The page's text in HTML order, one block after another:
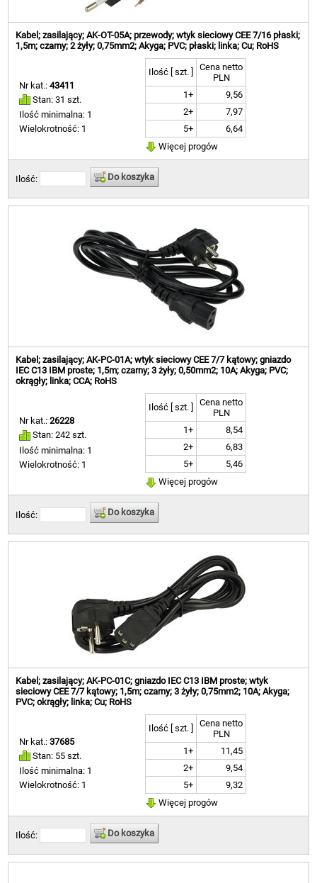
Kabel; zasilający; AK-OT-05A; przewody; wtyk sieciowy CEE 7/16 płaski;
1,5m; czarny; 2 żyły; 0,75mm2; Akyga; PVC; płaski; linka; Cu; RoHS
Nr kat.:43411
Stan: 31 szt.
Ilość minimalna: 1
Wielokrotność: 1
Ilość [ szt. ]
Cena netto
PLN
1+
9,56
2+
7,97
5+
6,64
Więcej progów
Ilość: Do koszyka
Kabel; zasilający; AK-PC-01A; wtyk sieciowy CEE 7/7 kątowy; gniazdo
IEC C13 IBM proste; 1,5m; czarny; 3 żyły; 0,50mm2; 10A; Akyga; PVC;
okrągły; linka; CCA; RoHS
Nr kat.:26228
Stan: 242 szt.
Ilość minimalna: 1
Wielokrotność: 1
Ilość [ szt. ]
Cena netto
PLN
1+
8,54
2+
6,83
5+
5,46
Więcej progów
Ilość: Do koszyka
Kabel; zasilający; AK-PC-01C; gniazdo IEC C13 IBM proste; wtyk
sieciowy CEE 7/7 kątowy; 1,5m; czarny; 3 żyły; 0,75mm2; 10A; Akyga;
PVC; okrągły; linka; Cu; RoHS
Nr kat.:37685
Stan: 55 szt.
Ilość minimalna: 1
Wielokrotność: 1
Ilość [ szt. ]
Cena netto
PLN
1+
11,45
2+
9,54
5+
9,32
Więcej progów
Ilość: Do koszyka